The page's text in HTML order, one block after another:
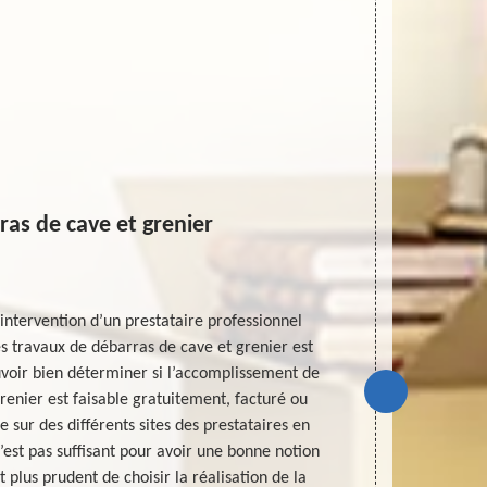
de cave et grenier
d’un prestataire professionnel
de débarras de cave et grenier est
bien déterminer si l’accomplissement de
est faisable gratuitement, facturé ou
sur des différents sites des prestataires en
pas suffisant pour avoir une bonne notion
plus prudent de choisir la réalisation de la
Une
cave et
expert en la
demandé